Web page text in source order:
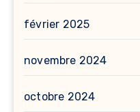
février 2025
novembre 2024
octobre 2024